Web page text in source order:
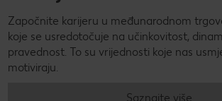
Započnite karijeru u međunarodnom
koje se usredotočuje na učinkovitost,
pravednost. To su vrijednosti koje nas
motiviraju.
Saznajte više